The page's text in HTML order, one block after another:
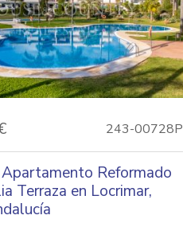
243-00728P
Reformado
Terraza en Locrimar,